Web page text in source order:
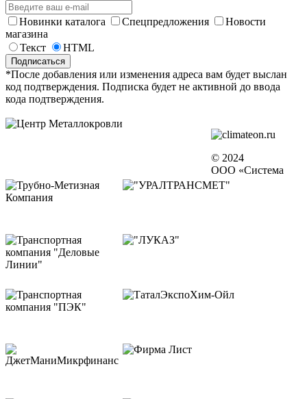
Новинки каталога Спецпредложения
Новости
магазина
Текст
HTML
*После добавления или изменения адреса вам будет выслан
код подтверждения. Подписка будет не активной до ввода
кода подтверждения.
© 2024
ООО «Система